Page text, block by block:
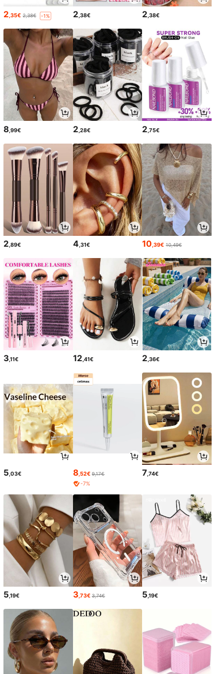
2,35€ 2,38€ -1% 2,38€ 2,38€
8 ,99€ 2 ,28€ 2 ,75€
2,89€ 4,31€ 10,39€ 10,49€
3,11€ 12,41€ 2,36€
5,03€ 8,52€ 9,17€
-7%
7,74€
5,19€ 3,73€ 3,74€ 5,19€